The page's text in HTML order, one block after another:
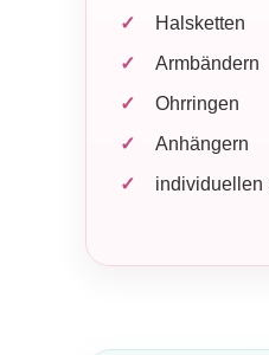
Halsketten
Armbändern
Ohrringen
Anhängern
individuellen